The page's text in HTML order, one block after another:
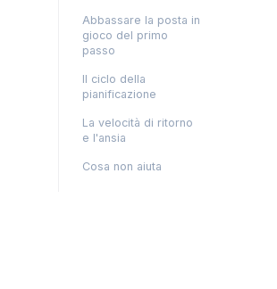
Abbassare la posta in
gioco del primo
passo
Il ciclo della
pianificazione
La velocità di ritorno
e l'ansia
Cosa non aiuta